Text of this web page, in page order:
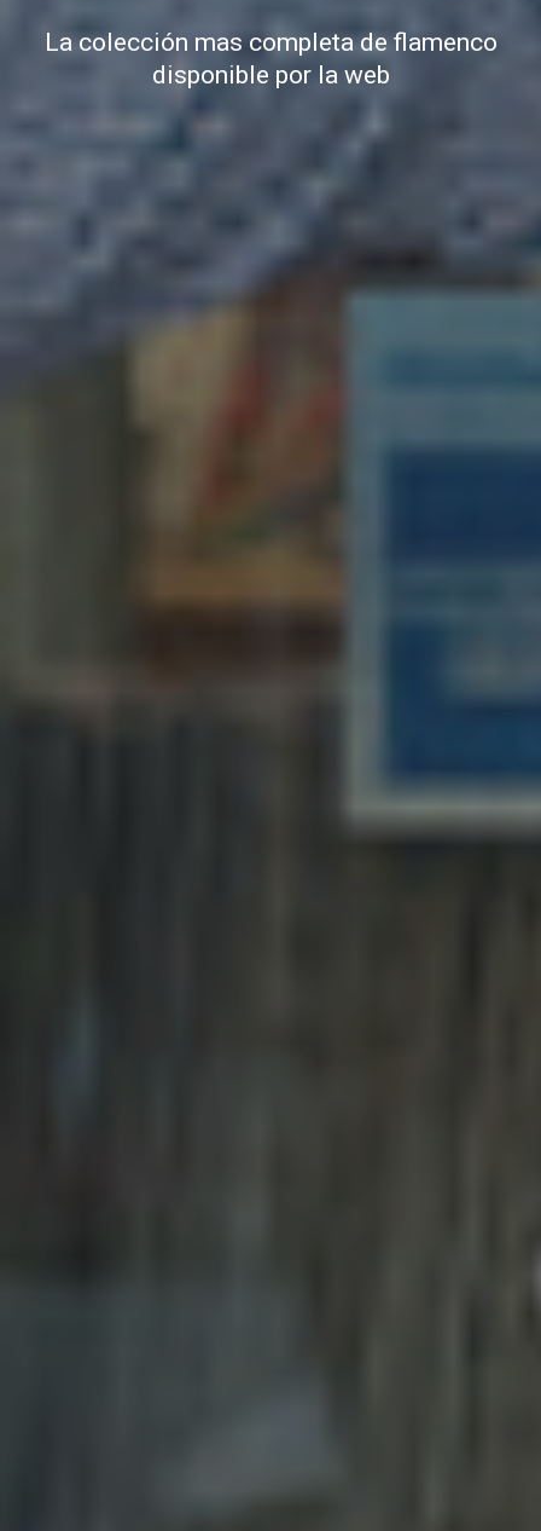
La colección mas completa de flamenco
disponible por la web